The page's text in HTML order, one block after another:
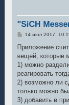
"SiCH
С
о
щ
е
и
е
14 июл 2017,
Приложение
вещей, которые
1) можно
реагировать
2) возможно ли
только можно
3) добавить в